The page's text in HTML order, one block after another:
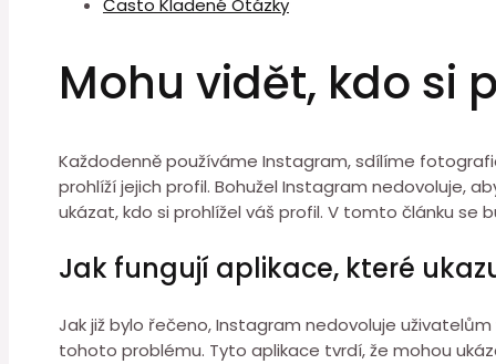
Často Kladené Otázky
Mohu vidět, kdo si
Každodenně používáme Instagram, sdílíme
prohlíží jejich profil. Bohužel Instagram nedovoluje,
ukázat, kdo si prohlížel váš profil. V tomto článku
Jak fungují aplikace, které
Jak již bylo řečeno, Instagram nedovoluje
tohoto problému. Tyto aplikace tvrdí, že mohou